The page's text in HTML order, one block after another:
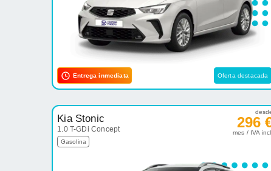
Entrega inmediata Oferta destacada
Kia Stonic
1.0 T-GDi Concept
Gasolina
296
mes / IVA incl.